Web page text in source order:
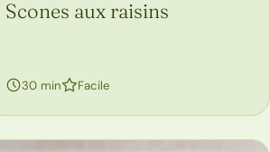
Scones aux raisins
30 min Facile